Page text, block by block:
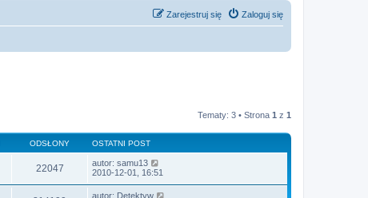
Zaloguj się
Zarejestruj się
Tematy: 3 • Strona 1 z 1
ODSŁONY OSTATNI POST
22047 autor: samu13
2010-12-01, 16:51
autor: Detektyw